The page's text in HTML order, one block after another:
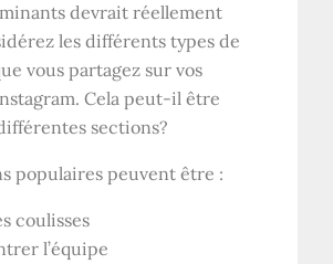
devrait réellement
les différents types de
vous partagez sur vos
Cela peut-il être
sections?
populaires peuvent être :
coulisses
l’équipe